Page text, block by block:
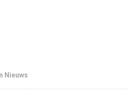
Nieuws